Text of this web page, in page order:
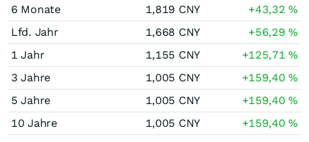
6 Monate
1,819 CNY +43,32%
Lfd. Jahr
1,668 CNY +56,29%
1 Jahr
1,155 CNY +125,71%
3 Jahre
1,005 CNY +159,40%
5 Jahre
1,005 CNY +159,40%
10 Jahre
1,005 CNY +159,40%